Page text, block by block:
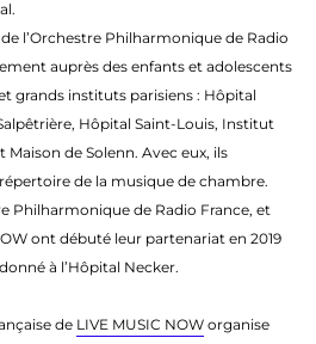
l’Orchestre Philharmonique de Radio
auprès des enfants et adolescents
grands instituts parisiens : Hôpital
Hôpital Saint-Louis, Institut
de Solenn. Avec eux, ils
de la musique de chambre.
Philharmonique de Radio France, et
ont débuté leur partenariat en 2019
à l’Hôpital Necker.
de LIVE MUSIC NOW organise